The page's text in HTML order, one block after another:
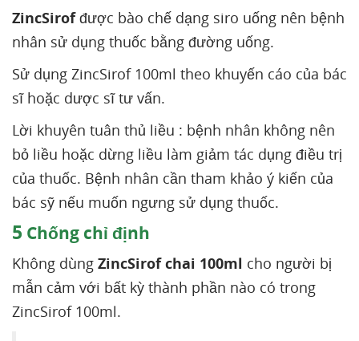
ZincSirofđược bào chế dạng siro uống nên bệnh
nhân sử dụng thuốc bằng đường uống.
Sử dụng ZincSirof 100ml theo khuyến cáo của bác
sĩ hoặc dược sĩ tư vấn.
Lời khuyên tuân thủ liều : bệnh nhân không nên
bỏ liều hoặc dừng liều làm giảm tác dụng điều trị
của thuốc. Bệnh nhân cần tham khảo ý kiến của
bác sỹ nếu muốn ngưng sử dụng thuốc.
5 Chống chỉ định
Không dùng ZincSirof chai 100ml cho người bị
mẫn cảm với bất kỳ thành phần nào có trong
ZincSirof 100ml.